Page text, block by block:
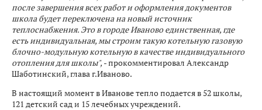
после завершения всех работ и оформления документов
школа будет переключена на новый источник
теплоснабжения. Это в городе Иваново единственная, где
есть индивидуальная, мы строим такую котельную газовую
блочно-модульную котельную в качестве индивидуального
отопления для школы", - прокомментировал Александр
Шаботинский, глава г.Иваново.
В настоящий момент в Иванове тепло подается в 52 школы,
121 детский сад и 15 лечебных учреждений.